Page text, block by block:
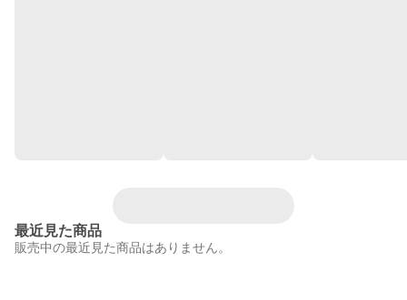
最近見た商品
販売中の最近見た商品はありません。